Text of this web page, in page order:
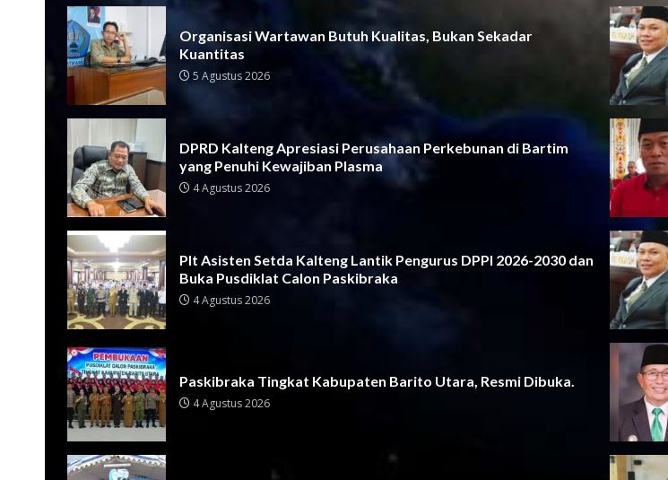
Organisasi Wartawan Butuh Kualitas, Bukan Sekadar
Kuantitas
5 Agustus 2026
DPRD Kalteng Apresiasi Perusahaan Perkebunan di Bartim
yang Penuhi Kewajiban Plasma
4 Agustus 2026
Plt Asisten Setda Kalteng Lantik Pengurus DPPI 2026-2030 dan
Buka Pusdiklat Calon Paskibraka
4 Agustus 2026
Paskibraka Tingkat Kabupaten Barito Utara, Resmi Dibuka.
4 Agustus 2026